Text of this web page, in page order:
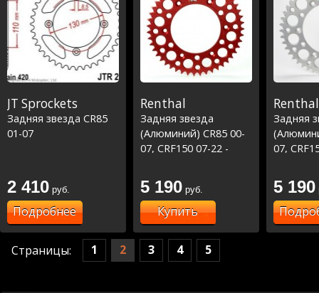
JT Sprockets
Задняя звезда CR85
01-07
2 410 руб.
Подробнее
Renthal
Задняя звезда
(Алюминий) CR85 00-
07, CRF150 07-22 -
5 190 руб.
Купить
Renthal
Задняя
07,
5 190
Страницы: 1 2 3 4 5